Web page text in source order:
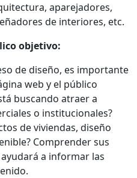
aparejadores,
de interiores, etc.
objetivo:
de diseño, es importante
web y el público
buscando atraer a
o institucionales?
de viviendas, diseño
Comprender sus
a informar las